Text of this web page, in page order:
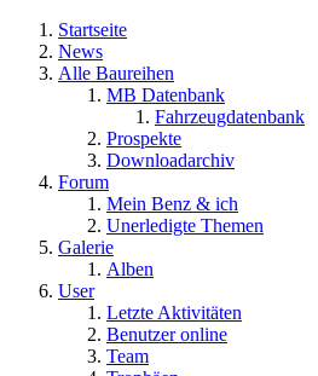
Startseite
News
Alle Baureihen
MB Datenbank
Fahrzeugdatenbank
Prospekte
Downloadarchiv
Forum
Mein Benz & ich
Unerledigte Themen
Galerie
Alben
User
Letzte Aktivitäten
Benutzer online
Team